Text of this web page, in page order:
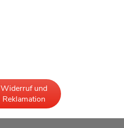
Widerruf und
Reklamation